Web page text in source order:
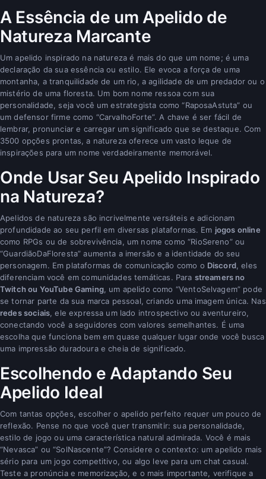
A Essência de um Apelido de
Natureza Marcante
Um apelido inspirado na natureza é mais do que um nome; é uma
declaração da sua essência ou estilo. Ele evoca a força de uma
montanha, a tranquilidade de um rio, a agilidade de um predador ou o
mistério de uma floresta. Um bom nome ressoa com sua
personalidade, seja você um estrategista como “RaposaAstuta” ou
um defensor firme como “CarvalhoForte”. A chave é ser fácil de
lembrar, pronunciar e carregar um significado que se destaque. Com
3500 opções prontas, a natureza oferece um vasto leque de
inspirações para um nome verdadeiramente memorável.
Onde Usar Seu Apelido Inspirado
na Natureza?
Apelidos de natureza são incrivelmente versáteis e adicionam
profundidade ao seu perfil em diversas plataformas. Em jogos online
como RPGs ou de sobrevivência, um nome como “RioSereno” ou
“GuardiãoDaFloresta” aumenta a imersão e a identidade do seu
personagem. Em plataformas de comunicação como o Discord, eles
diferenciam você em comunidades temáticas. Para streamers no
Twitch ou YouTube Gaming, um apelido como “VentoSelvagem” pode
se tornar parte da sua marca pessoal, criando uma imagem única. Nas
redes sociais, ele expressa um lado introspectivo ou aventureiro,
conectando você a seguidores com valores semelhantes. É uma
escolha que funciona bem em quase qualquer lugar onde você busca
uma impressão duradoura e cheia de significado.
Escolhendo e Adaptando Seu
Apelido Ideal
Com tantas opções, escolher o apelido perfeito requer um pouco de
reflexão. Pense no que você quer transmitir: sua personalidade,
estilo de jogo ou uma característica natural admirada. Você é mais
“Nevasca” ou “SolNascente”? Considere o contexto: um apelido mais
sério para um jogo competitivo, ou algo leve para um chat casual.
Teste a pronúncia e memorização, e o mais importante, verifique a